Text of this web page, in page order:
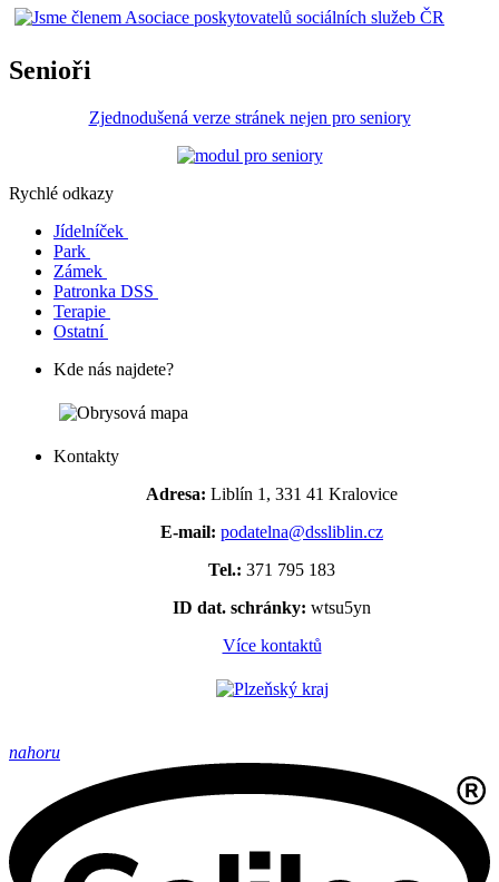
Senioři
Zjednodušená verze stránek nejen pro seniory
Rychlé odkazy
Jídelníček
Park
Zámek
Patronka DSS
Terapie
Ostatní
Kde nás najdete?
Kontakty
Adresa: Liblín 1, 331 41 Kralovice
E-mail: podatelna@dssliblin.cz
Tel.: 371 795 183
ID dat. schránky: wtsu5yn
Více kontaktů
nahoru